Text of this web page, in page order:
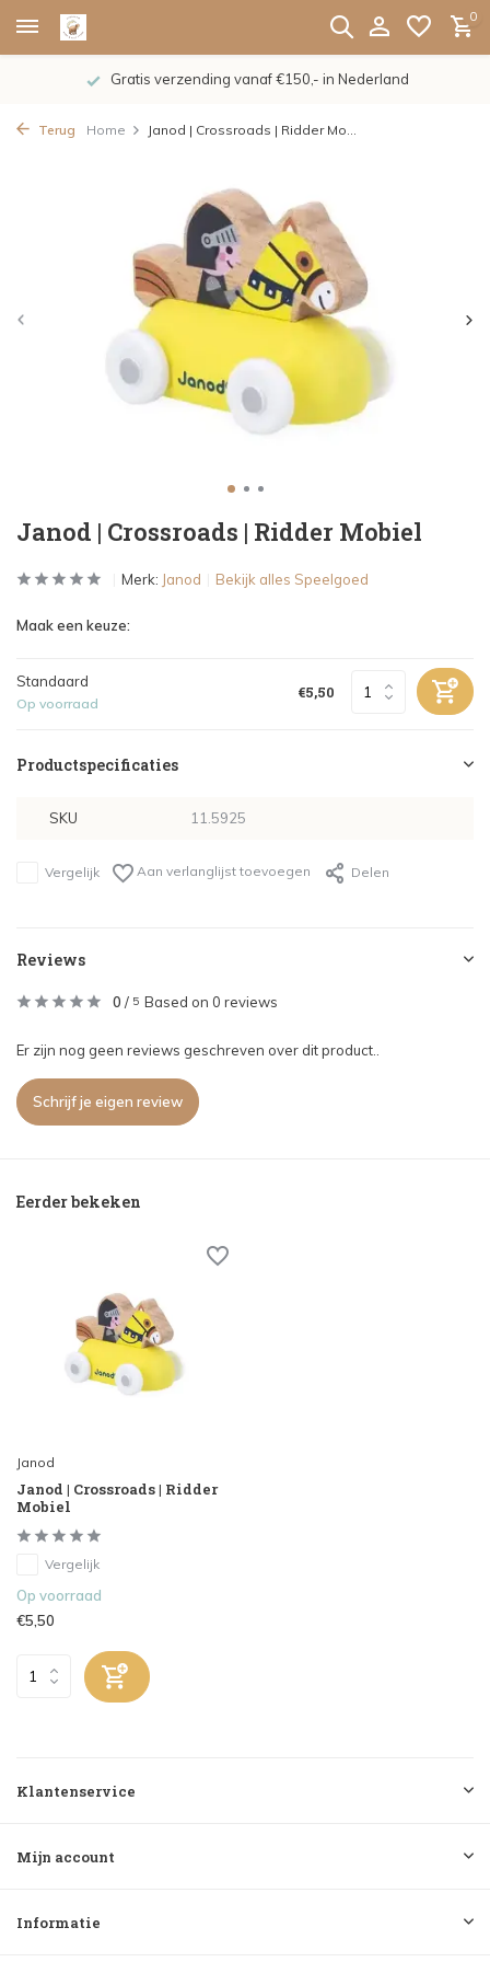
0
Gratis verzending vanaf €150,- in Nederland
Terug Home Janod | Crossroads | Ridder Mo...
Janod | Crossroads | Ridder Mobiel
Merk: Janod Bekijk alles Speelgoed
Maak een keuze:
Standaard
Op voorraad
€5,50
Productspecificaties
SKU 11.5925
Vergelijk Aan verlanglijst toevoegen Delen
Reviews
0 / 5 Based on 0 reviews
Er zijn nog geen reviews geschreven over dit product..
Schrijf je eigen review
Eerder bekeken
Janod
Janod | Crossroads | Ridder
Mobiel
Vergelijk
Op voorraad
€5,50
Klantenservice
Mijn account
Informatie